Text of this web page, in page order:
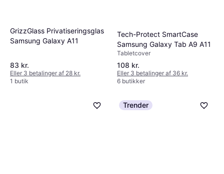
GrizzGlass Privatiseringsglas
Samsung Galaxy A11
83 kr.
Eller 3 betalinger af 28 kr.
1 butik
Tech-Protect SmartCase
Samsung Galaxy Tab A9 A11
Tabletcover
108 kr.
Eller 3 betalinger af 36 kr.
6 butikker
Trender